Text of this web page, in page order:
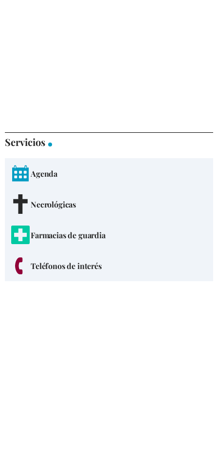
Servicios
Agenda
Necrológicas
Farmacias de guardia
Teléfonos de interés